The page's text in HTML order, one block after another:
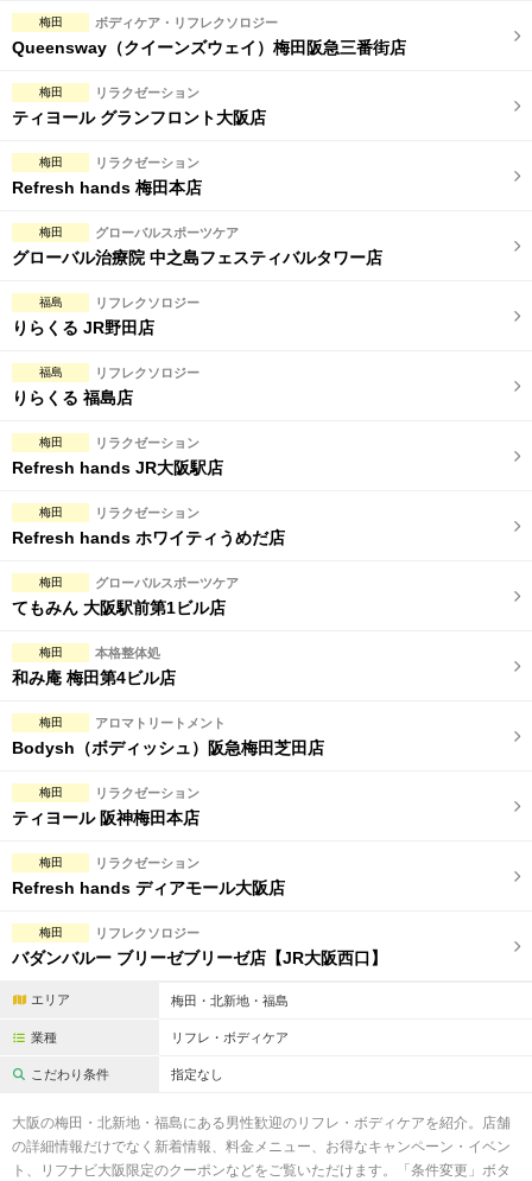
梅田 ボディケア・リフレクソロジー
Queensway（クイーンズウェイ）梅田阪急三番街店
梅田 リラクゼーション
ティヨール グランフロント大阪店
梅田 リラクゼーション
Refresh hands 梅田本店
梅田 グローバルスポーツケア
グローバル治療院 中之島フェスティバルタワー店
福島 リフレクソロジー
りらくる JR野田店
福島 リフレクソロジー
りらくる 福島店
梅田 リラクゼーション
Refresh hands JR大阪駅店
梅田 リラクゼーション
Refresh hands ホワイティうめだ店
梅田 グローバルスポーツケア
てもみん 大阪駅前第1ビル店
梅田 本格整体処
和み庵 梅田第4ビル店
梅田 アロマトリートメント
Bodysh（ボディッシュ）阪急梅田芝田店
梅田 リラクゼーション
ティヨール 阪神梅田本店
梅田 リラクゼーション
Refresh hands ディアモール大阪店
梅田 リフレクソロジー
バダンバルー ブリーゼブリーゼ店【JR大阪西口】
エリア 梅田・北新地・福島
業種 リフレ・ボディケア
こだわり条件 指定なし
大阪の梅田・北新地・福島にある男性歓迎のリフレ・ボディケアを紹介。店舗
の詳細情報だけでなく新着情報、料金メニュー、お得なキャンペーン・イベン
ト、リフナビ大阪限定のクーポンなどをご覧いただけます。「条件変更」ボタ